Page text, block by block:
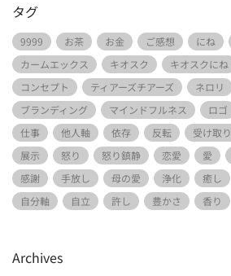
タグ
9999 お茶 お金 ご感想 にね
カームエックス
キオスク キオスクにね
コンセプト
ティアーズチアーズ ネロリ
ブランディング
マインドフルネス ロゴ
仕事
他人軸 依存 反転 受け取り
展示
怒り 怒り鎮静 恋愛 愛
感謝
手放し 母の愛 浄化 癒し
自分軸
自立 許し 豊かさ 香り
Archives